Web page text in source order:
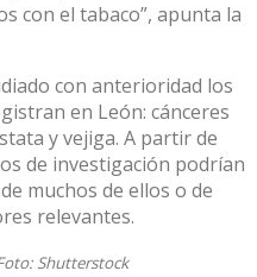
con el tabaco”, apunta la
con anterioridad los
en León: cánceres
y vejiga. A partir de
de investigación podrían
muchos de ellos o de
relevantes.
Shutterstock